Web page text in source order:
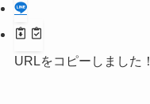
URLをコピーしました！